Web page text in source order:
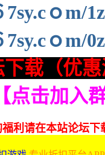
ｏm/
ｏm/
载（优惠
点击加入群
利请在本站论坛下